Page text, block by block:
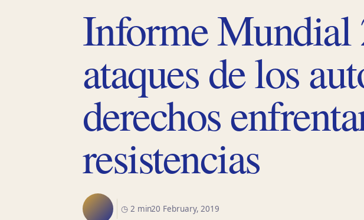
Informe Mundial
ataques de los
derechos
resistencias
◷ 2 min20 February, 2019